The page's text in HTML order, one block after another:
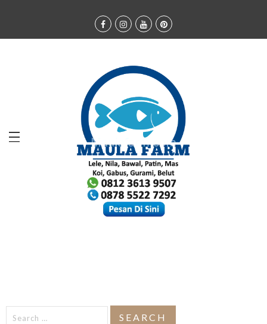
Search